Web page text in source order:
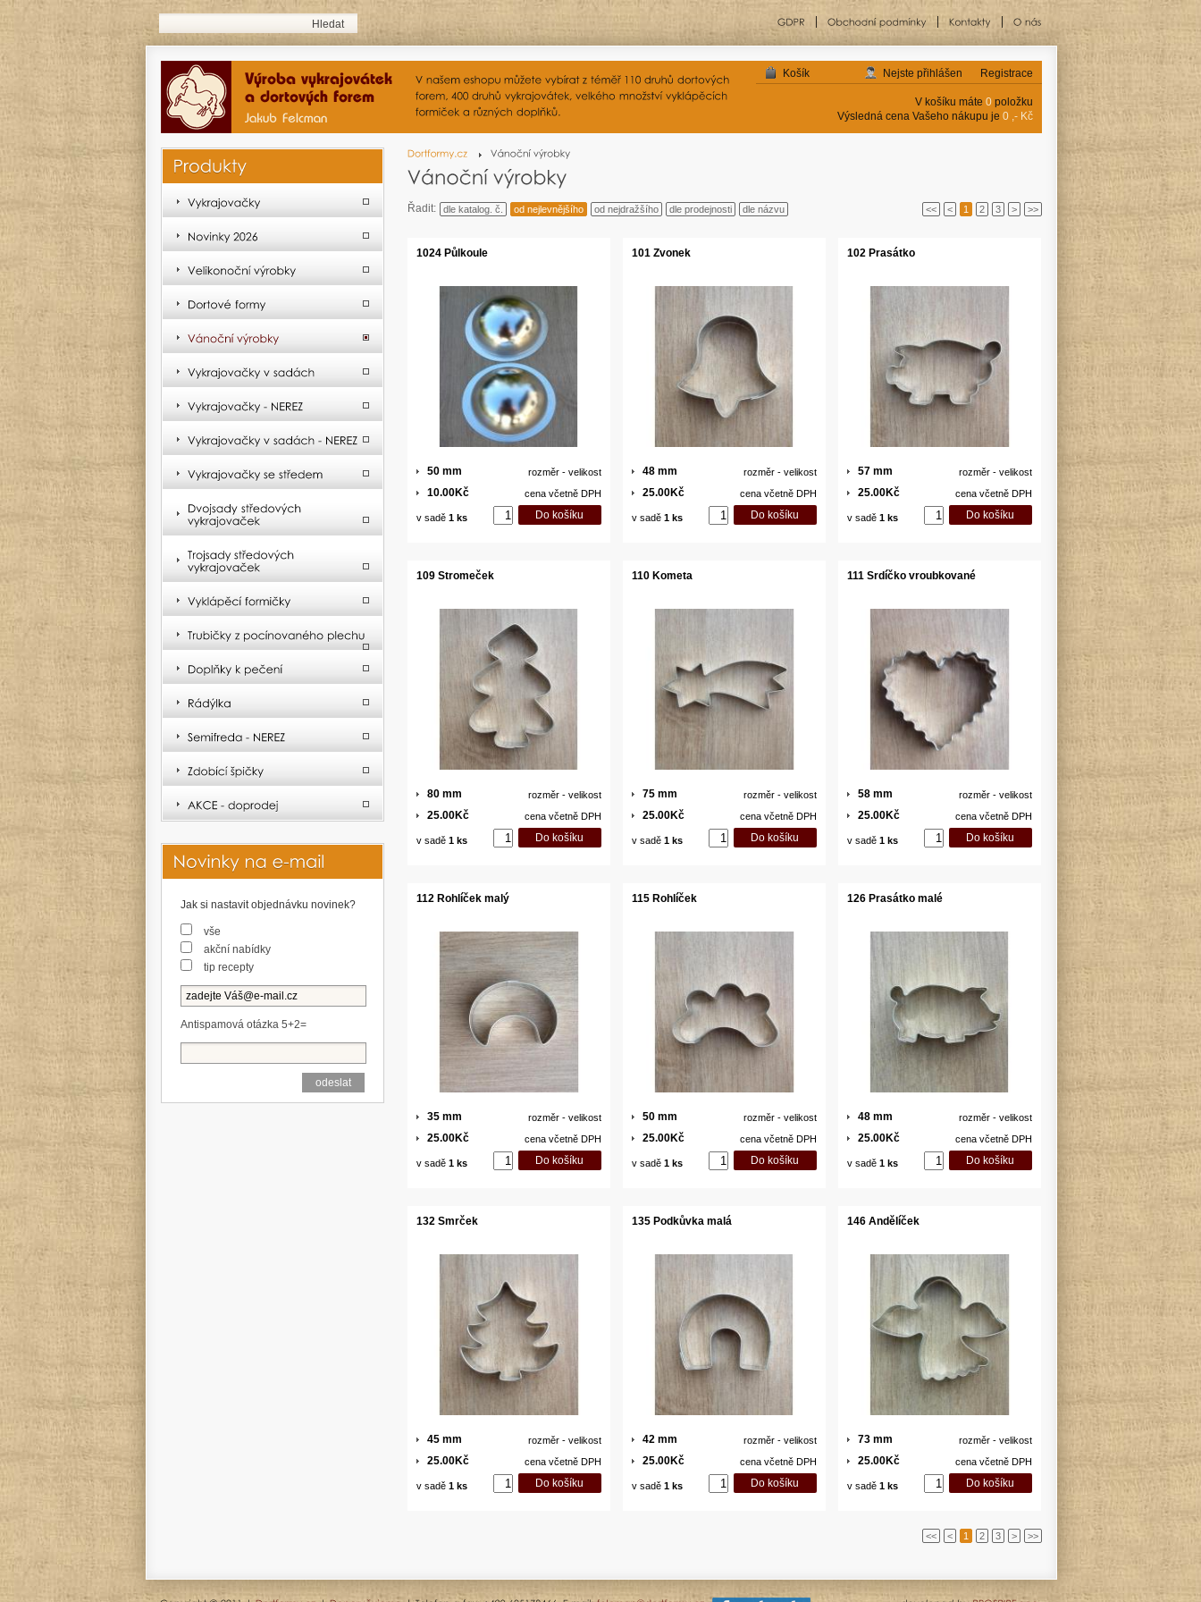
Registrace
Nejste přihlášen
Košík
V košíku máte 0 položku
Výsledná cena Vašeho nákupu je 0 ,- Kč
<< < 1 2 3 > >>
Řadit: dle katalog. č. od nejlevnějšího od nejdražšího dle prodejnosti dle názvu
1024 Půlkoule
rozměr - velikost
50 mm
cena včetně DPH
10.00Kč
v sadě 1 ks
101 Zvonek
rozměr - velikost
48 mm
cena včetně DPH
25.00Kč
v sadě 1 ks
102 Prasátko
rozměr - velikost
57 mm
cena včetně DPH
25.00Kč
v sadě 1 ks
109 Stromeček
rozměr - velikost
80 mm
cena včetně DPH
25.00Kč
v sadě 1 ks
110 Kometa
rozměr - velikost
75 mm
cena včetně DPH
25.00Kč
v sadě 1 ks
111 Srdíčko vroubkované
rozměr - velikost
58 mm
cena včetně DPH
25.00Kč
v sadě 1 ks
112 Rohlíček malý
rozměr - velikost
35 mm
cena včetně DPH
25.00Kč
v sadě 1 ks
115 Rohlíček
rozměr - velikost
50 mm
cena včetně DPH
25.00Kč
v sadě 1 ks
126 Prasátko malé
rozměr - velikost
48 mm
cena včetně DPH
25.00Kč
v sadě 1 ks
132 Smrček
rozměr - velikost
45 mm
cena včetně DPH
25.00Kč
v sadě 1 ks
135 Podkůvka malá
rozměr - velikost
42 mm
cena včetně DPH
25.00Kč
v sadě 1 ks
146 Andělíček
rozměr - velikost
73 mm
cena včetně DPH
25.00Kč
v sadě 1 ks
<< < 1 2 3 > >>
Jak si nastavit objednávku novinek?
vše
akční nabídky
tip recepty
Antispamová otázka 5+2=